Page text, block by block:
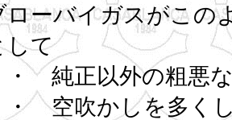
ローバイガスがこの
して
純正以外の粗悪な
空吹かしを多く